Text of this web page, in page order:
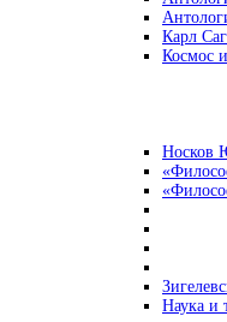
Карл
Космос
Носков
Наука и